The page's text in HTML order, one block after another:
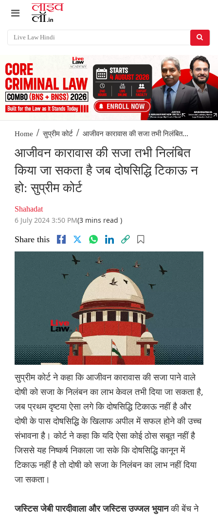
Home / सुप्रीम कोर्ट / आजीवन कारावास की सजा तभी निलंबित...
आजीवन कारावास की सजा तभी निलंबित
किया जा सकता है जब दोषसिद्धि टिकाऊ न
हो: सुप्रीम कोर्ट
Shahadat
6 July 2024 3:50 PM(3 mins read )
Share this
सुप्रीम कोर्ट ने कहा कि आजीवन कारावास की सजा पाने वाले
दोषी को सजा के निलंबन का लाभ केवल तभी दिया जा सकता है,
जब प्रथम दृष्टया ऐसा लगे कि दोषसिद्धि टिकाऊ नहीं है और
दोषी के पास दोषसिद्धि के खिलाफ अपील में सफल होने की उच्च
संभावना है। कोर्ट ने कहा कि यदि ऐसा कोई ठोस सबूत नहीं है
जिससे यह निष्कर्ष निकाला जा सके कि दोषसिद्धि कानून में
टिकाऊ नहीं है तो दोषी को सजा के निलंबन का लाभ नहीं दिया
जा सकता।
जस्टिस जेबी पारदीवाला और जस्टिस उज्जल भुयानकी बेंच ने